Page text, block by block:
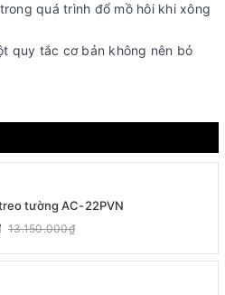
quá trình đổ mồ hôi khi xông
quy tắc cơ bản không nên bỏ
tường AC-22PVN
13.150.000₫